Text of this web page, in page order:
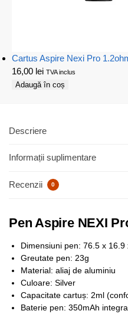
Cartus Aspire Nexi Pro
16,00 lei TVA inclus
Adaugă în coș
Descriere
Informații suplimentare
Recenzii 0
Pen Aspire NEXI
Dimensiuni pen: 76.5 x 16.9
Greutate pen: 23g
Material: aliaj de aluminiu
Culoare: Silver
Capacitate cartuș: 2ml
Baterie pen: 350mAh